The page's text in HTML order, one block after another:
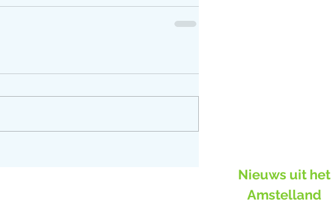
Nieuws uit het
Amstelland